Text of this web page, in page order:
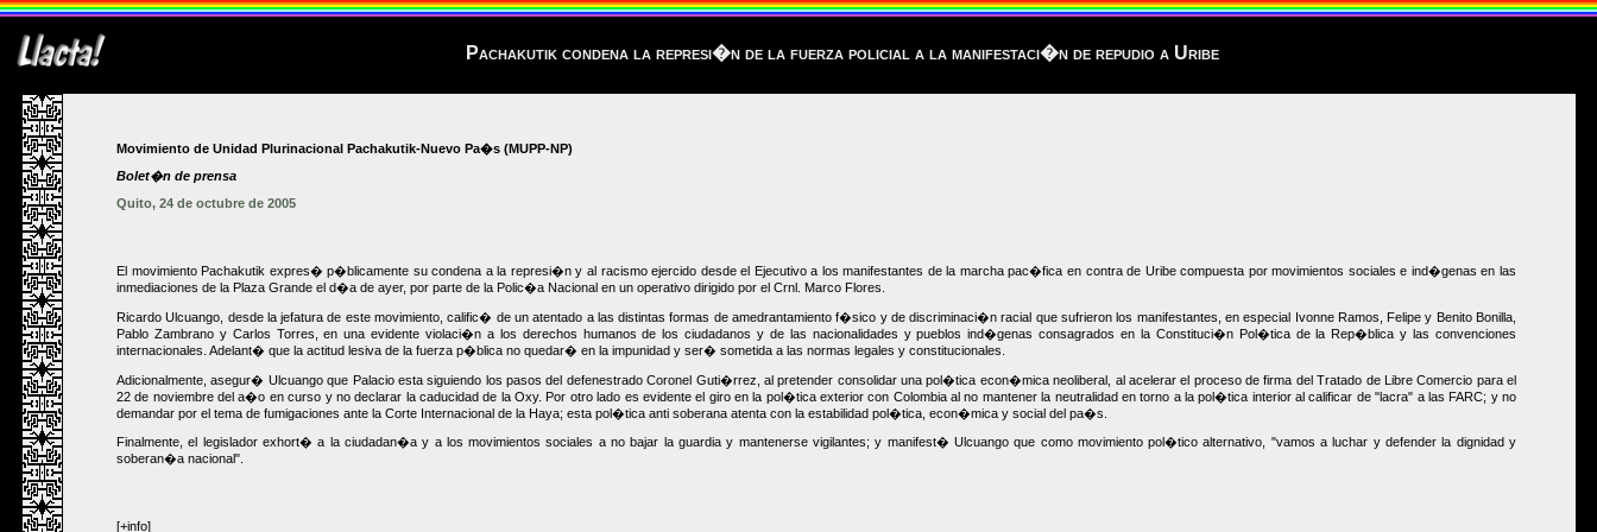
Pachakutik condena la represi�n de la fuerza policial a la manifestaci�n de repudio a Uribe
Movimiento de Unidad Plurinacional Pachakutik-Nuevo Pa�s (MUPP-NP)
Bolet�n de prensa
Quito, 24 de octubre de 2005
El movimiento Pachakutik expres� p�blicamente su condena a la represi�n y al racismo ejercido desde el Ejecutivo a los manifestantes de la marcha pac�fica en contra de Uribe compuesta por movimientos sociales e ind�genas en las
inmediaciones de la Plaza Grande el d�a de ayer, por parte de la Polic�a Nacional en un operativo dirigido por el Crnl. Marco Flores.
Ricardo Ulcuango, desde la jefatura de este movimiento, calific� de un atentado a las distintas formas de amedrantamiento f�sico y de discriminaci�n racial que sufrieron los manifestantes, en especial Ivonne Ramos, Felipe y Benito Bonilla,
Pablo Zambrano y Carlos Torres, en una evidente violaci�n a los derechos humanos de los ciudadanos y de las nacionalidades y pueblos ind�genas consagrados en la Constituci�n Pol�tica de la Rep�blica y las convenciones
internacionales. Adelant� que la actitud lesiva de la fuerza p�blica no quedar� en la impunidad y ser� sometida a las normas legales y constitucionales.
Adicionalmente, asegur� Ulcuango que Palacio esta siguiendo los pasos del defenestrado Coronel Guti�rrez, al pretender consolidar una pol�tica econ�mica neoliberal, al acelerar el proceso de firma del Tratado de Libre Comercio para el
22 de noviembre del a�o en curso y no declarar la caducidad de la Oxy. Por otro lado es evidente el giro en la pol�tica exterior con Colombia al no mantener la neutralidad en torno a la pol�tica interior al calificar de "lacra" a las FARC; y no
demandar por el tema de fumigaciones ante la Corte Internacional de la Haya; esta pol�tica anti soberana atenta con la estabilidad pol�tica, econ�mica y social del pa�s.
Finalmente, el legislador exhort� a la ciudadan�a y a los movimientos sociales a no bajar la guardia y mantenerse vigilantes; y manifest� Ulcuango que como movimiento pol�tico alternativo, "vamos a luchar y defender la dignidad y
soberan�a nacional".
[+info]